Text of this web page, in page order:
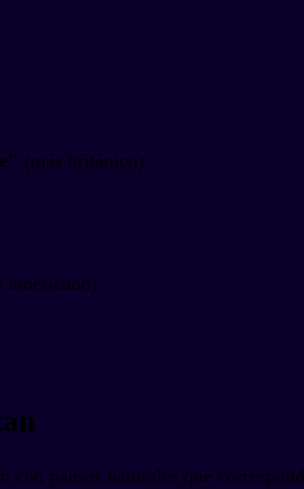
(más británico)
americano)
con pausas naturales que